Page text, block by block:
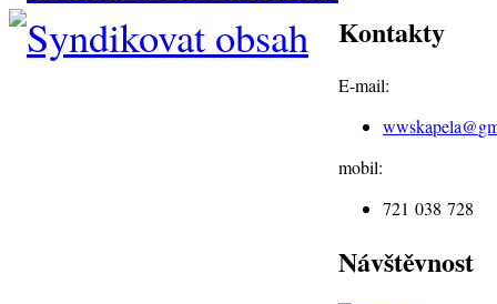
Kontakty
E-mail:
wwskapela@
mobil:
721 038 728
Návštěvnost